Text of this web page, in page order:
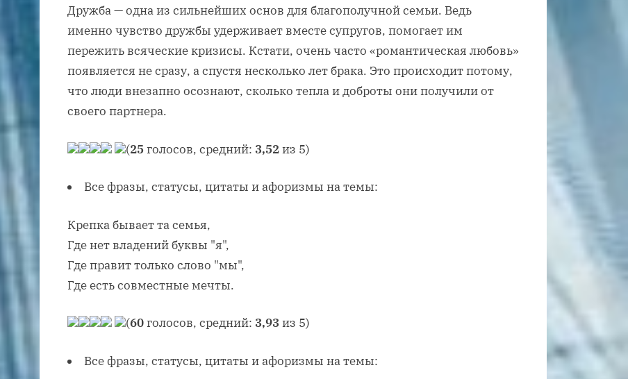
Дружба — одна из сильнейших основ для благополучной семьи. Ведь
именно чувство дружбы удерживает вместе супругов, помогает им
пережить всяческие кризисы. Кстати, очень часто «романтическая любовь»
появляется не сразу, а спустя несколько лет брака. Это происходит потому,
что люди внезапно осознают, сколько тепла и доброты они получили от
своего партнера.
(25 голосов, средний: 3,52из 5)
Все фразы, статусы, цитаты и афоризмы на темы:
Крепка бывает та семья,
Где нет владений буквы "я",
Где правит только слово "мы",
Где есть совместные мечты.
(60голосов, средний: 3,93 из 5)
Все фразы, статусы, цитаты и афоризмы на темы: